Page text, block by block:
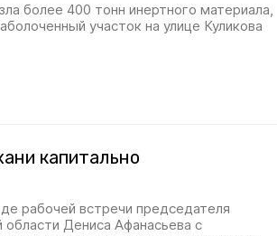
более 400 тонн инертного материала,
участок на улице Куликова
капитально
рабочей встречи председателя
области Дениса Афанасьева с